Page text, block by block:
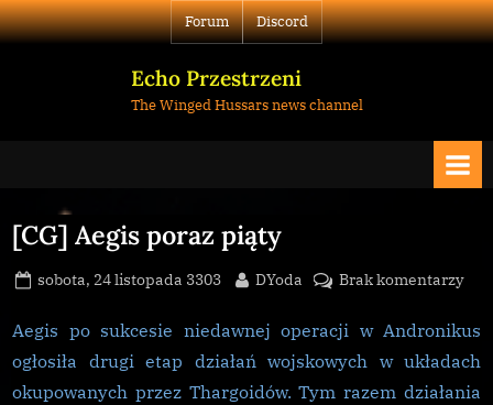
Skip
to
Forum Discord
Echo Przestrzeni
The Winged Hussars news channel
[CG] Aegis poraz piąty
Posted
sobota, 24 listopada 3303 By
DYoda Brak komentarzydo
Aegis po sukcesie niedawnej operacji w Andronikus
ogłosiła drugi etap działań wojskowych w układach
okupowanych przez Thargoidów. Tym razem działania